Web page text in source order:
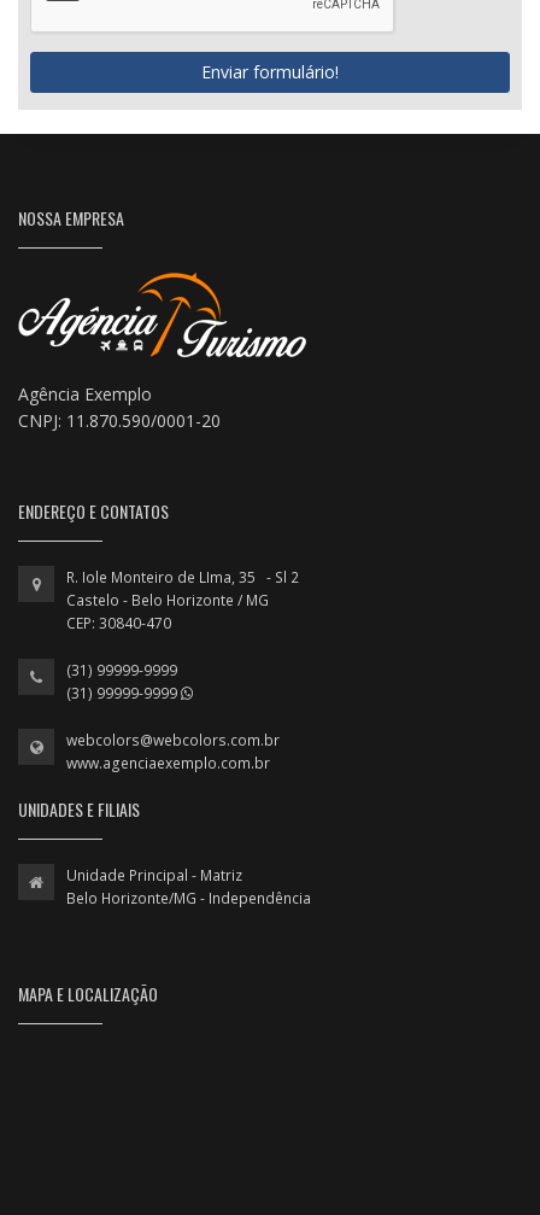
Enviar formulário!
NOSSA EMPRESA
Agência Exemplo
CNPJ: 11.870.590/0001-20
ENDEREÇO E CONTATOS
R. Iole Monteiro de LIma, 35 - Sl 2
Castelo - Belo Horizonte / MG
CEP: 30840-470
(31) 99999-9999
(31) 99999-9999
webcolors@webcolors.com.br
www.agenciaexemplo.com.br
UNIDADES E FILIAIS
Unidade Principal - Matriz
Belo Horizonte/MG - Independência
MAPA E LOCALIZAÇÃO